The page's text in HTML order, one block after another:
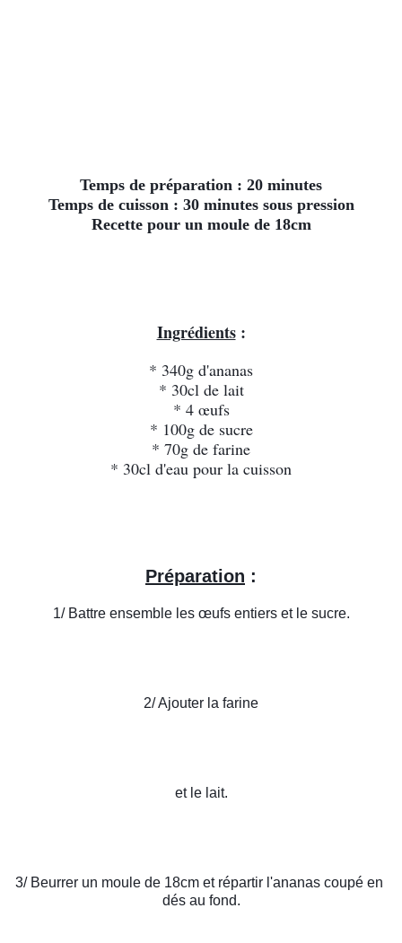
Temps de préparation : 20 minutes
Temps de cuisson : 30 minutes sous pression
Recette pour un moule de 18cm
Ingrédients :
* 340g d'ananas
* 30cl de lait
* 4 œufs
* 100g de sucre
* 70g de farine
* 30cl d'eau pour la cuisson
Préparation :
1/ Battre ensemble les œufs entiers et le sucre.
2/ Ajouter la farine
et le lait.
3/ Beurrer un moule de 18cm et répartir l'ananas coupé en
dés au fond.